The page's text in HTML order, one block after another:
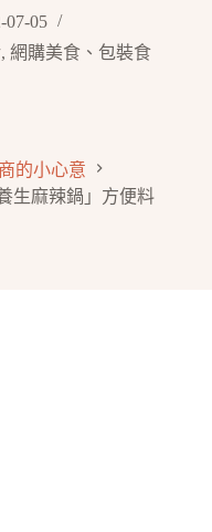
07-05
,網購美食、包裝食
的小心意
生麻辣鍋」方便料